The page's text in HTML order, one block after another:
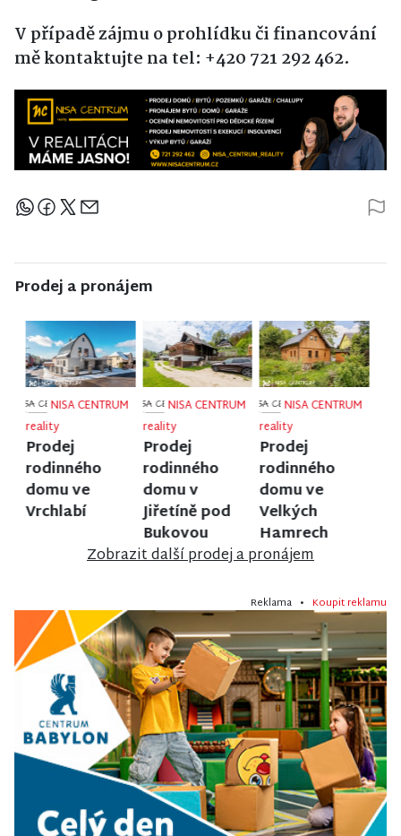
V případě zájmu o prohlídku či financování
mě kontaktujte na tel: +420 721 292 462.
Sdílejte článek
Prodej a pronájem
NISA CENTRUM
reality
Prodej
rodinného
domu ve
Vrchlabí
NISA CENTRUM
reality
Prodej
rodinného
domu v
Jiřetíně pod
Bukovou
NISA CENTRUM
reality
Prodej
rodinného
domu ve
Velkých
Hamrech
Zobrazit další prodej a pronájem
Reklama • Koupit reklamu